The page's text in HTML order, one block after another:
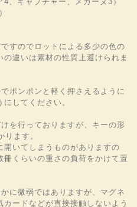
すのでロットによる多少の色の
違いは素材の性質上避けられま
ポンポンと軽く押さえるように
してください。
を行っておりますが、キーの形
ります。
いてしまうものがありますの
くらいの重さの負荷をかけて置
に微弱ではありますが、マグネ
ードなどが直接接触しないよう